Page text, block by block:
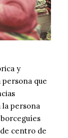
y
que
la persona
centro de